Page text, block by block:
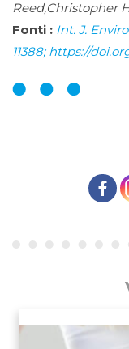
Reed,Christopher
Fonti : Int. J.
11388; https://